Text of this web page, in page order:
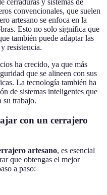
convencionales, que suelen
artesano se enfoca en la
Esto no solo significa que
también puede adaptar las
resistencia.
ha crecido, ya que más
que se alineen con sus
La tecnología también ha
de sistemas inteligentes que
su trabajo.
con un cerrajero
artesano, es esencial
que obtengas el mejor
a paso: